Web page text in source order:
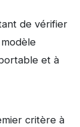
de vérifier
et à
critère à